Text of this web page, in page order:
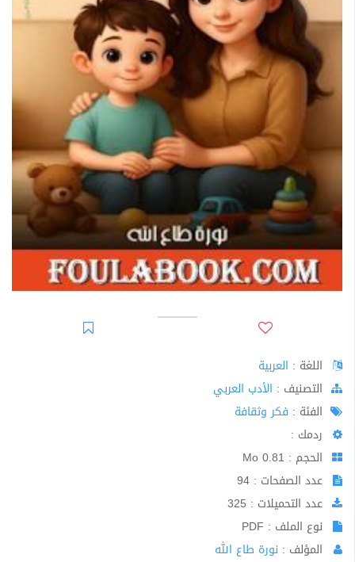
اللغة : العربية
اﻟﺘﺼﻨﻴﻒ : الأدب العربي
الفئة : فكر وثقافة
ردمك :
الحجم : 0.81 Mo
عدد الصفحات : 94
عدد التحميلات : 325
نوع الملف : PDF
المؤلف : نورة طاع الله